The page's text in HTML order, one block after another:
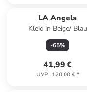
LA Angels
Kleid in Beige/ Blau
-65%
41,99 €
UVP: 120,00 €*